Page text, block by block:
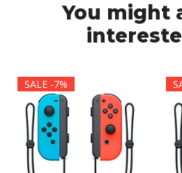
You might
SALE -7%